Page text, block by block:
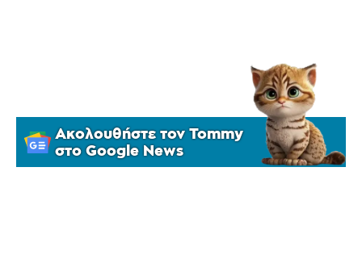
Ακολουθήστε τον Tommy
στο Google News